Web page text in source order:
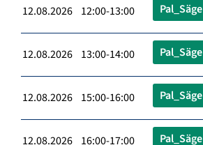
12.08.2026 12:00-13:00 Pal_Säge
12.08.2026 13:00-14:00 Pal_Säge
12.08.2026 15:00-16:00 Pal_Säge
12.08.2026 16:00-17:00 Pal_Säge